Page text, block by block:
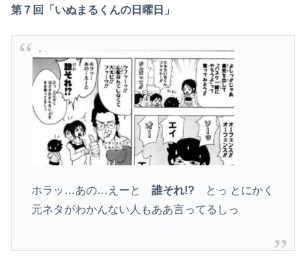
第７回「いぬまるくんの日曜日」
ホラッ…あの…えーと 誰それ!? とっ とにかく
元ネタがわかんない人もああ言ってるしっ